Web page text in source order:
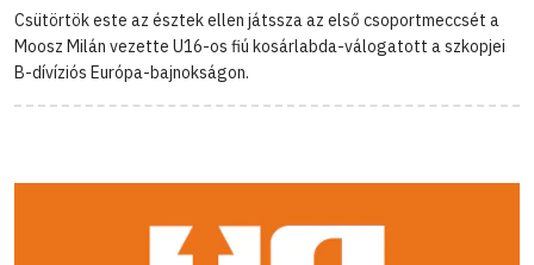
Csütörtök este az észtek ellen játssza az első csoportmeccsét a
Moosz Milán vezette U16-os fiú kosárlabda-válogatott a szkopjei
B-dívíziós Európa-bajnokságon.